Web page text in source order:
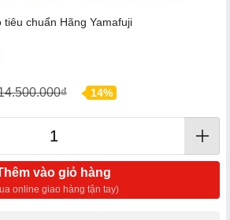
chuẩn Hãng Yamafuji
14%
vào giỏ hàng
online giao hàng tận tay)